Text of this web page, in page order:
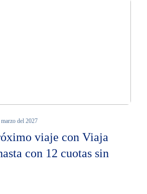
del 2027
viaje con Viaja
con 12 cuotas sin